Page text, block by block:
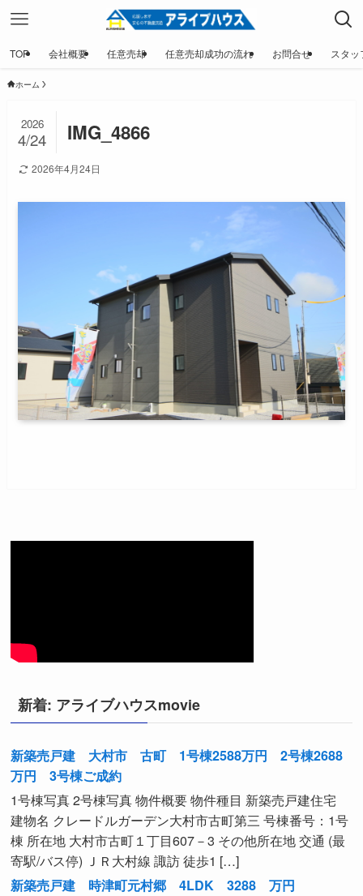
TOP 会社概要 任意売却 任意売却成功の流れ お問合せ スタ
ホーム
IMG_4866
2026
4/24
2026年4月24日
新着: アライブハウスmovie
新築売戸建 大村市 古町 1号棟2588万円 2号棟2688
万円 3号棟ご成約
1号棟写真 2号棟写真 物件概要 物件種目 新築売戸建住宅
建物名 クレードルガーデン大村市古町第三 号棟番号：1号
棟 所在地 大村市古町１丁目607－3 その他所在地 交通 (最
寄駅/バス停) ＪＲ大村線 諏訪 徒歩1 […]
新築売戸建 時津町元村郷 4LDK 3288 万円